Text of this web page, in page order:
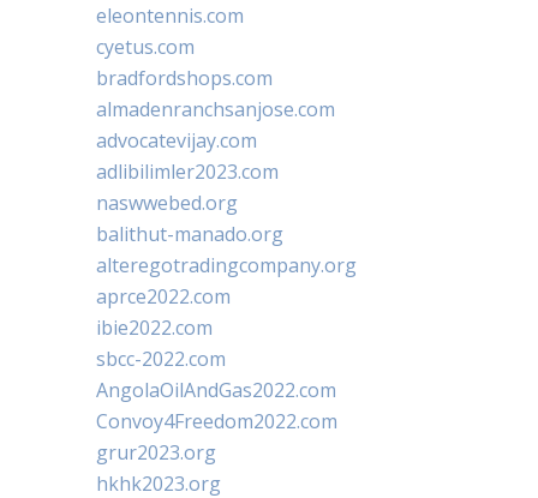
eleontennis.com
cyetus.com
bradfordshops.com
almadenranchsanjose.com
advocatevijay.com
adlibilimler2023.com
naswwebed.org
balithut-manado.org
alteregotradingcompany.org
aprce2022.com
ibie2022.com
sbcc-2022.com
AngolaOilAndGas2022.com
Convoy4Freedom2022.com
grur2023.org
hkhk2023.org